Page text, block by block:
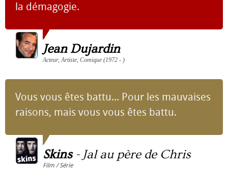
la démagogie.
Jean Dujardin
Acteur, Artiste, Comique (1972 - )
Vous vous êtes battu... Pour les mauvaises
raisons, mais vous vous êtes battu.
Skins- Jal au père de Chris
Film / Série